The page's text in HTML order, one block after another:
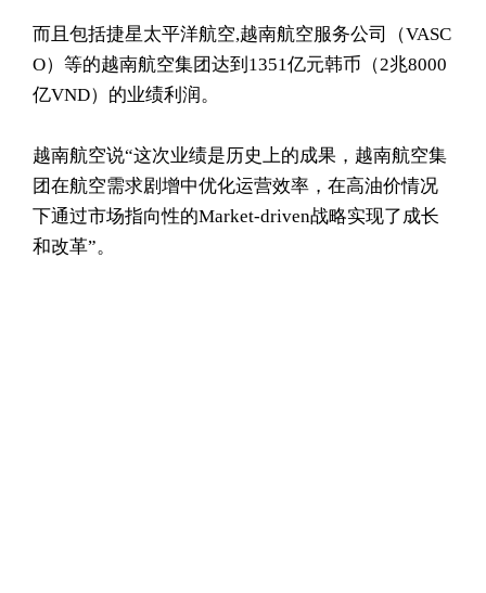
而且包括捷星太平洋航空,越南航空服务公司（VASC
O）等的越南航空集团达到1351亿元韩币（2兆8000
亿VND）的业绩利润。
越南航空说“这次业绩是历史上的成果，越南航空集
团在航空需求剧增中优化运营效率，在高油价情况
下通过市场指向性的Market-driven战略实现了成长
和改革”。